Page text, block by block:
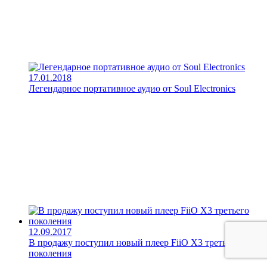
17.01.2018
Легендарное портативное аудио от Soul Electronics
12.09.2017
В продажу поступил новый плеер FiiO X3 третьего
поколения